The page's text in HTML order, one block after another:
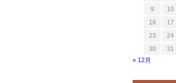
9
10
16
17
23
24
30
31
« 12月